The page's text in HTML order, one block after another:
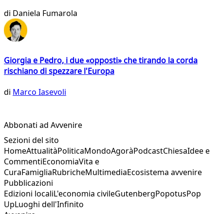
di Daniela Fumarola
Giorgia e Pedro, i due «opposti» che tirando la corda
rischiano di spezzare l'Europa
di Marco Iasevoli
Abbonati ad Avvenire
Sezioni del sito
HomeAttualitàPoliticaMondoAgoràPodcastChiesaIdee e
CommentiEconomiaVita e
CuraFamigliaRubricheMultimediaEcosistema avvenire
Pubblicazioni
Edizioni localiL'economia civileGutenbergPopotusPop
UpLuoghi dell'Infinito